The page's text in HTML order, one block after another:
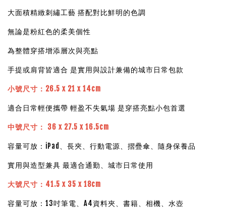
大面積精緻刺繡工藝 搭配對比鮮明的色調
無論是粉紅色的柔美個性
為整體穿搭增添層次與亮點
手提或肩背皆適合 是實用與設計兼備的城市日常包款
小號尺寸：26.5 x 21 x 14cm
適合日常輕便攜帶 輕盈不失氣場 是穿搭亮點小包首選
中號尺寸： 36 x 27.5 x 16.5cm
容量可放：iPad、長夾、行動電源、摺疊傘、隨身保養品
實用與造型兼具 最適合通勤、城市日常使用
大號尺寸：41.5 x 35 x 18cm
容量可放：13吋筆電、A4資料夾、書籍、相機、水壺